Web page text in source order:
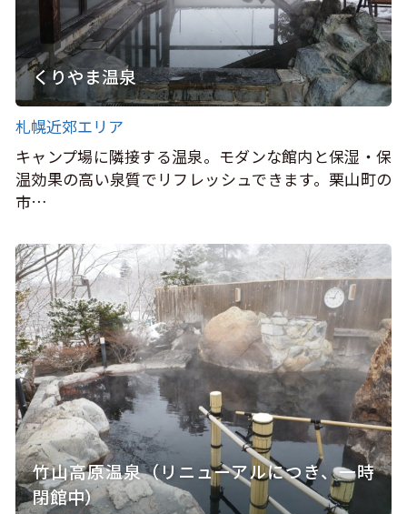
くりやま温泉
札幌近郊エリア
キャンプ場に隣接する温泉。モダンな館内と保湿・保
温効果の高い泉質でリフレッシュできます。栗山町の
市…
竹山高原温泉（リニューアルにつき、一時
閉館中）